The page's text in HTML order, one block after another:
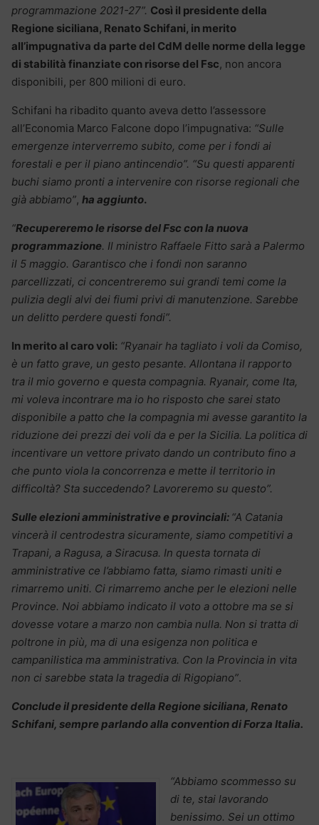
programmazione 2021-27”. Così il presidente della
Regione siciliana, Renato Schifani, in merito
all’impugnativa da parte del CdM delle norme della legge
di stabilità finanziate con risorse del Fsc, non ancora
disponibili, per 800 milioni di euro.
Schifani ha ribadito quanto aveva detto l’assessore
all’Economia Marco Falcone dopo l’impugnativa: “Sulle
emergenze interverremo subito, come per i fondi ai
forestali e per il piano antincendio”. “Su questi apparenti
buchi siamo pronti a intervenire con risorse regionali che
già abbiamo”, ha aggiunto.
“Recupereremo le risorse del Fsc con la nuova
programmazione. Il ministro Raffaele Fitto sarà a Palermo
il 5 maggio. Garantisco che i fondi non saranno
parcellizzati, ci concentreremo sui grandi temi come la
pulizia degli alvi dei fiumi privi di manutenzione. Sarebbe
un delitto perdere questi fondi”.
In merito al caro voli: “Ryanair ha tagliato i voli da Comiso,
è un fatto grave, un gesto pesante. Allontana il rapporto
tra il mio governo e questa compagnia. Ryanair, come Ita,
mi voleva incontrare ma io ho risposto che sarei stato
disponibile a patto che la compagnia mi avesse garantito la
riduzione dei prezzi dei voli da e per la Sicilia. La politica di
incentivare un vettore privato dando un contributo fino a
che punto viola la concorrenza e mette il territorio in
difficoltà? Sta succedendo? Lavoreremo su questo”.
Sulle elezioni amministrative e provinciali: “A Catania
vincerà il centrodestra sicuramente, siamo competitivi a
Trapani, a Ragusa, a Siracusa. In questa tornata di
amministrative ce l’abbiamo fatta, siamo rimasti uniti e
rimarremo uniti. Ci rimarremo anche per le elezioni nelle
Province. Noi abbiamo indicato il voto a ottobre ma se si
dovesse votare a marzo non cambia nulla. Non si tratta di
poltrone in più, ma di una esigenza non politica e
campanilistica ma amministrativa. Con la Provincia in vita
non ci sarebbe stata la tragedia di Rigopiano”.
Conclude il presidente della Regione siciliana, Renato
Schifani, sempre parlando alla convention di Forza Italia.
“Abbiamo scommesso su
di te, stai lavorando
benissimo. Sei un ottimo